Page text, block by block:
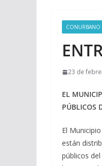
CONURBANO
23 de
EL
PÚBLICOS
El
están
públicos